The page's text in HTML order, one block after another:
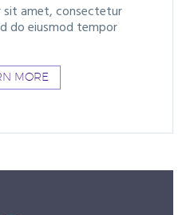
sit amet, consectetur
do eiusmod tempor
MORE